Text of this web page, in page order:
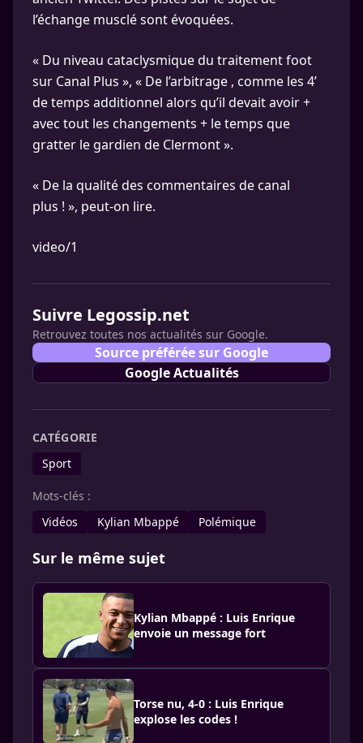
l’échange musclé sont évoquées.
« Du niveau cataclysmique du traitement foot
sur Canal Plus », « De l’arbitrage , comme les 4’
de temps additionnel alors qu’il devait avoir +
avec tout les changements + le temps que
gratter le gardien de Clermont ».
« De la qualité des commentaires de canal
plus ! », peut-on lire.
video/1
Suivre Legossip.net
Retrouvez toutes nos actualités sur Google.
Source préférée sur Google
Google Actualités
CATÉGORIE
Sport
Mots-clés :
Vidéos
Kylian Mbappé Polémique
Sur le même sujet
Kylian Mbappé : Luis Enrique
envoie un message fort
Torse nu, 4-0 : Luis Enrique
explose les codes !